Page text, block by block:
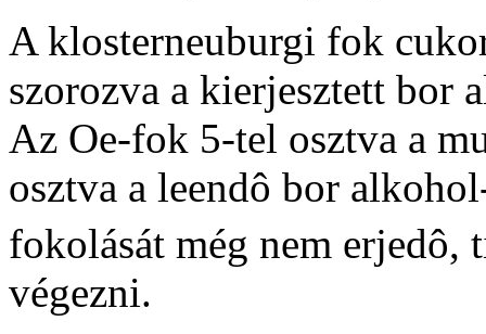
A klosterneuburgi fok
szorozva a kierjesztett bor
Az Oe-fok 5-tel osztva a
osztva a leendô bor
fokolását még nem erjedô,
végezni.